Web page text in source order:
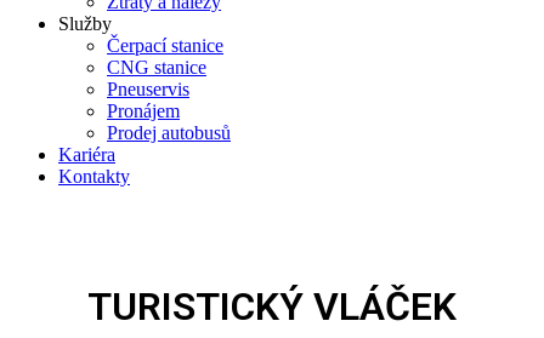
Služby
Čerpací stanice
CNG stanice
Pneuservis
Pronájem
Prodej autobusů
Kariéra
Kontakty
TURISTICKÝ VLÁČEK